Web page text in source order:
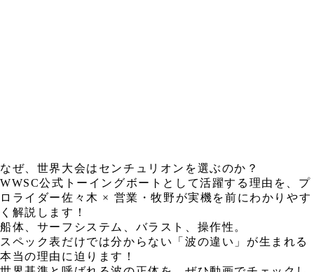
なぜ、世界大会はセンチュリオンを選ぶのか？
WWSC公式トーイングボートとして活躍する理由を、プ
ロライダー佐々木 × 営業・牧野が実機を前にわかりやす
く解説します！
船体、サーフシステム、バラスト、操作性。
スペック表だけでは分からない「波の違い」が生まれる
本当の理由に迫ります！